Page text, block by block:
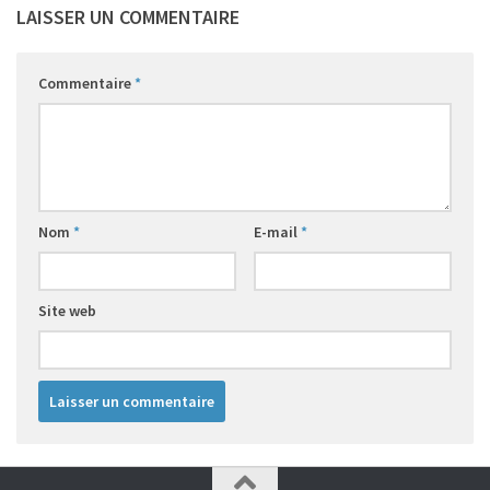
LAISSER UN COMMENTAIRE
Commentaire*
Nom * E-mail*
Site web